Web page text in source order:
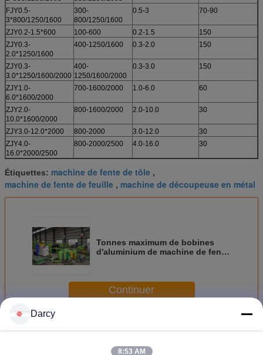
FJY0.5-
3*800/1250/1600
300-
800/1250/1600
0.5-3 70-90
ZJY0.2-1.5*600 100-600 0.2-1.5
150
ZJY0.3-
2.0*1250/1600
400-1250/1600 0.3-2.0 150
ZJY0.3-
3.0*1250/1600/2000
400-
1250/1600/2000
0.3-3.0 150
ZJY1.0-
6.0*1600/2000
700-1600/2000 1.0-6.0 60
ZJY2.0-
10.0*1600/2000
800-1600/2000 2.0-10.0 30
ZJY3.0-12.0*2000 800-2000 3.0-12.0
30
ZJY4.0-
16.0*2000/2500
800-2000/2500 4.0-16.0 30
Étiquettes: machine de fente de tôle ,
machine de fente de feuille , machine de découpeuse en métal
Tonnes maximum de bobines
d'aluminium de machine de fente
Continuer
Machine à refendre métal
Darcy
8:53 AM